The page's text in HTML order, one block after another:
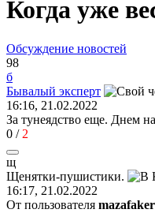
Когда уже
Обсуждение новостей
98
б
Бывалый эксперт
16:16, 21.02.2022
За тунеядство еще. Днем
0 / 2
щ
Щенятки-пушистики.
16:17, 21.02.2022
От пользователя mazafaker